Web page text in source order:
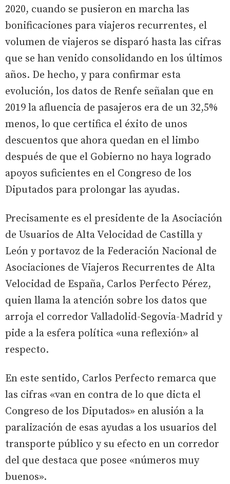
2020, cuando se pusieron en marcha las
bonificaciones para viajeros recurrentes, el
volumen de viajeros se disparó hasta las cifras
que se han venido consolidando en los últimos
años. De hecho, y para confirmar esta
evolución, los datos de Renfe señalan que en
2019 la afluencia de pasajeros era de un 32,5%
menos, lo que certifica el éxito de unos
descuentos que ahora quedan en el limbo
después de que el Gobierno no haya logrado
apoyos suficientes en el Congreso de los
Diputados para prolongar las ayudas.
Precisamente es el presidente de la Asociación
de Usuarios de Alta Velocidad de Castilla y
León y portavoz de la Federación Nacional de
Asociaciones de Viajeros Recurrentes de Alta
Velocidad de España, Carlos Perfecto Pérez,
quien llama la atención sobre los datos que
arroja el corredor Valladolid-Segovia-Madrid y
pide a la esfera política «una reflexión» al
respecto.
En este sentido, Carlos Perfecto remarca que
las cifras «van en contra de lo que dicta el
Congreso de los Diputados» en alusión a la
paralización de esas ayudas a los usuarios del
transporte público y su efecto en un corredor
del que destaca que posee «números muy
buenos».